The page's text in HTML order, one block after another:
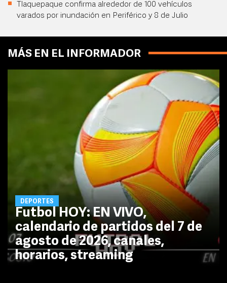
Tlaquepaque confirma alrededor de 100 vehículos
varados por inundación en Periférico y 8 de Julio
MÁS EN EL INFORMADOR
DEPORTES
Futbol HOY: EN VIVO,
calendario de partidos del 7 de
agosto de 2026, canales,
horarios, streaming